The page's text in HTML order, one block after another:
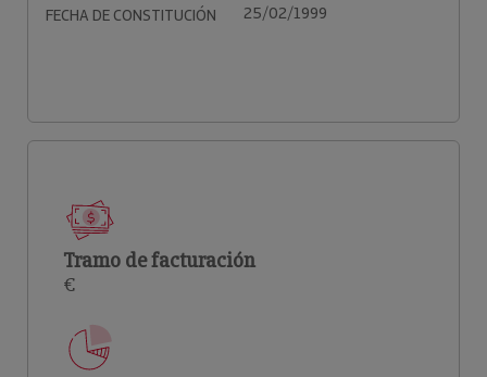
FECHA DE CONSTITUCIÓN 25/02/1999
Tramo de facturación
€